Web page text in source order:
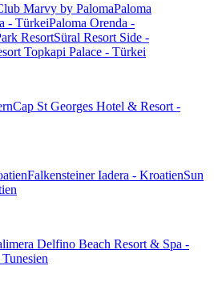
Marvy by PalomaPaloma
- TürkeiPaloma Orenda -
ResortSüral Resort Side -
Topkapi Palace - Türkei
Cap St Georges Hotel & Resort -
Falkensteiner Iadera - KroatienSun
Delfino Beach Resort & Spa -